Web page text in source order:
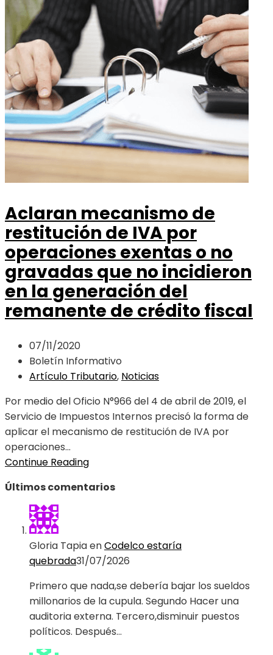
Aclaran mecanismo de
restitución de IVA por
operaciones exentas o no
gravadas que no incidieron
en la generación del
remanente de crédito fiscal
07/11/2020
Boletín Informativo
Artículo Tributario, Noticias
Por medio del Oficio N°966 del 4 de abril de 2019, el
Servicio de Impuestos Internos precisó la forma de
aplicar el mecanismo de restitución de IVA por
operaciones...
Continue Reading
Últimos comentarios
Gloria TapiaenCodelco estaría
quebrada31/07/2026
Primero que nada,se debería bajar los sueldos
millonarios de la cupula. Segundo Hacer una
auditoria externa. Tercero,disminuir puestos
políticos. Después…